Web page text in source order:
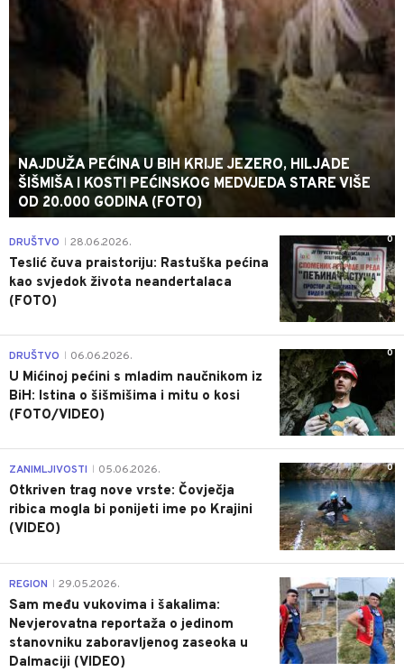
NAJDUŽA PEĆINA U BIH KRIJE JEZERO, HILJADE
ŠIŠMIŠA I KOSTI PEĆINSKOG MEDVJEDA STARE VIŠE
OD 20.000 GODINA (FOTO)
0
DRUŠTVO 28.06.2026.
Teslić čuva praistoriju: Rastuška pećina
kao svjedok života neandertalaca
(FOTO)
0
DRUŠTVO 06.06.2026.
U Mićinoj pećini s mladim naučnikom iz
BiH: Istina o šišmišima i mitu o kosi
(FOTO/VIDEO)
0
ZANIMLJIVOSTI 05.06.2026.
Otkriven trag nove vrste: Čovječja
ribica mogla bi ponijeti ime po Krajini
(VIDEO)
0
REGION 29.05.2026.
Sam među vukovima i šakalima:
Nevjerovatna reportaža o jedinom
stanovniku zaboravljenog zaseoka u
Dalmaciji (VIDEO)